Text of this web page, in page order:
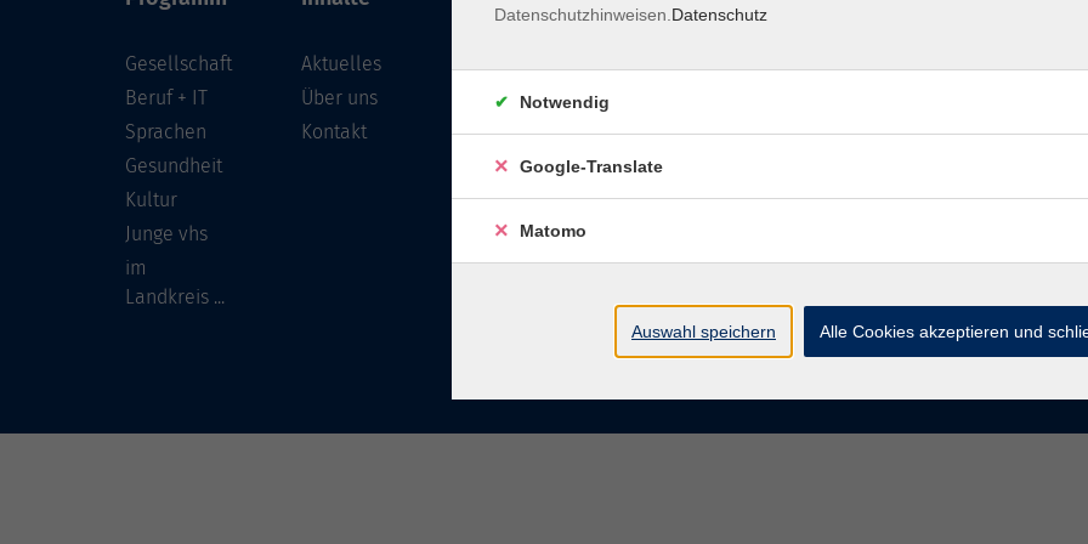
Gesellschaft
Beruf + IT
Sprachen
Gesundheit
Kultur
Junge vhs
im
Landkreis ...
Aktuelles
Über uns
Kontakt
96450 Coburg
info@vhs-coburg.de
Tel: 09561 8825-0
Datenschutzhinweisen. Datenschutz
Notwendig
Google-Translate
Matomo
Auswahl speichern Alle Cookies akzeptieren und